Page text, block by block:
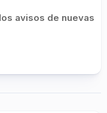
avisos de nuevas